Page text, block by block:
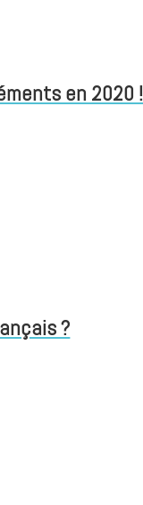
en 2020 !
?